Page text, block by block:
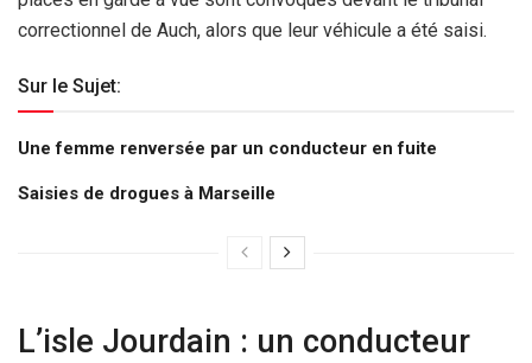
correctionnel de Auch, alors que leur véhicule a été saisi.
Sur le Sujet:
Une femme renversée par un conducteur en fuite
Saisies de drogues à Marseille
L’isle Jourdain : un conducteur